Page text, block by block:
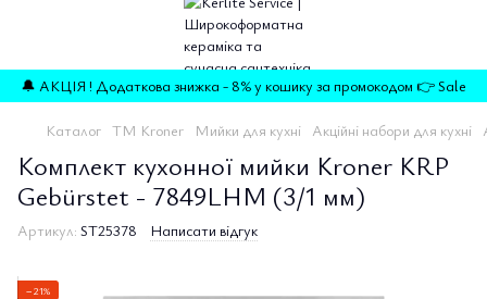
🔔 АКЦІЯ ! Додаткова знижка - 8% у кошику за промокодом 👉 Sale
Каталог TM Kroner Мийки для кухні Акційні набори для кухні
Комплект кухонної мийки Kroner KRP
Gebürstet - 7849LHM (3/1 мм)
Артикул: ST25378 Написати відгук
−21%